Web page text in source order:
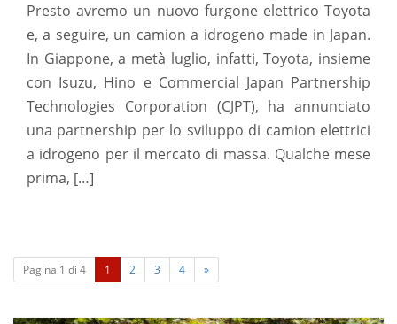
Presto avremo un nuovo furgone elettrico Toyota
e, a seguire, un camion a idrogeno made in Japan.
In Giappone, a metà luglio, infatti, Toyota, insieme
con Isuzu, Hino e Commercial Japan Partnership
Technologies Corporation (CJPT), ha annunciato
una partnership per lo sviluppo di camion elettrici
a idrogeno per il mercato di massa. Qualche mese
prima, […]
Pagina 1 di 4 1
c
2 3 4 »